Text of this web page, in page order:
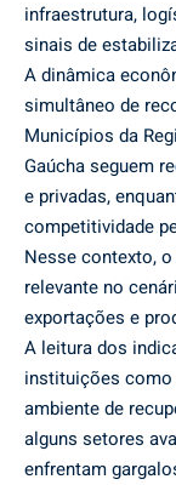
infraestrutura,
sinais de
A dinâmica
simultâneo de
Municípios da
Gaúcha seguem
e privadas,
competitividade
Nesse contexto,
relevante no
exportações e
A leitura dos
instituições como
ambiente de
alguns setores
enfrentam